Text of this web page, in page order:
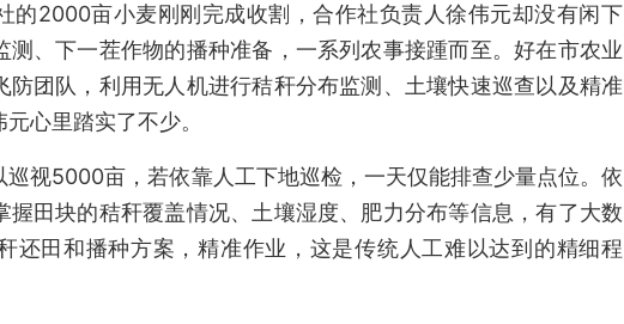
的2000亩小麦刚刚完成收割，合作社负责人徐伟元却没有闲下
测、下一茬作物的播种准备，一系列农事接踵而至。好在市农业
防团队，利用无人机进行秸秆分布监测、土壤快速巡查以及精准
心里踏实了不少。
视5000亩，若依靠人工下地巡检，一天仅能排查少量点位。依
握田块的秸秆覆盖情况、土壤湿度、肥力分布等信息，有了大数
还田和播种方案，精准作业，这是传统人工难以达到的精细程